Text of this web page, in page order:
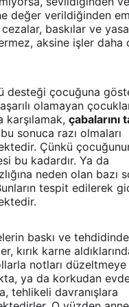
değer verildiğinden
baskılar ve
aksine işler daha
desteği çocuğuna
olamayan
karşılamak, çabalarını
bu sonuca razı olmaları
Çünkü
bu kadardır. Ya da
neden olan bazı
tespit edilerek
baskı ve
kırık karne
notları düzeltmeye
ya da korkudan
tehlikeli davranışlara